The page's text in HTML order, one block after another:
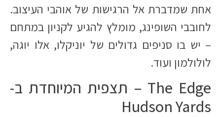
אחת שמדברת אל הרגישות של אוהבי העיצוב.
לחובבי השופינג, מומלץ להגיע לקניון במתחם
– יש בו סניפים גדולים של יוניקלו, אלו יוגה,
לולולמון ועוד.
The Edge – תצפית המיוחדת ב-
Hudson Yards